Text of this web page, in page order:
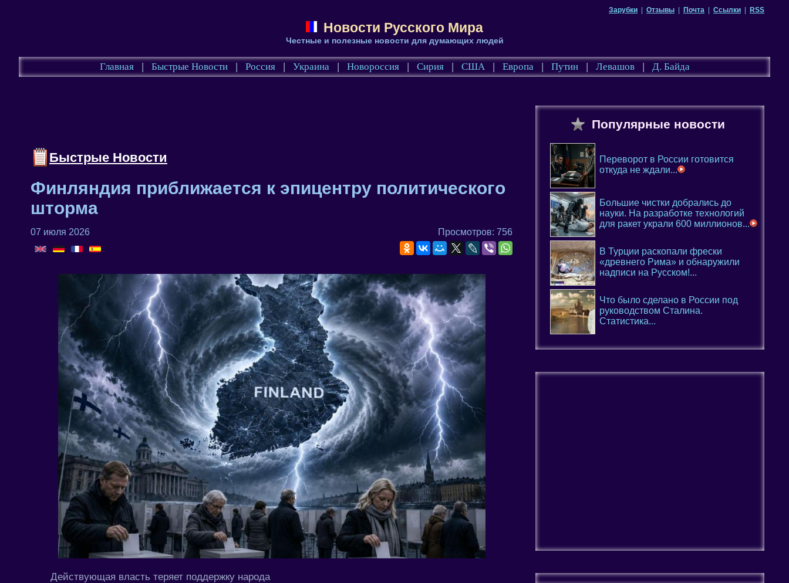
Зарубки Отзывы Почта Ссылки RSS
Новости Русского Мира
Честные и полезные новости для думающих людей
Главная | Быстрые Новости | Россия | Украина | Новороссия | Сирия | США | Европа | Путин | Левашов | Д. Байда
Быстрые Новости
Финляндия приближается к эпицентру политического
шторма
07 июля 2026 Просмотров: 756
Действующая власть теряет поддержку народа
Популярные новости
Переворот в России готовится
откуда не ждали...
Большие чистки добрались до
науки. На разработке технологий
для ракет украли 600 миллионов...
В Турции раскопали фрески
«древнего Рима» и обнаружили
надписи на Русском!...
Что было сделано в России под
руководством Сталина.
Статистика...